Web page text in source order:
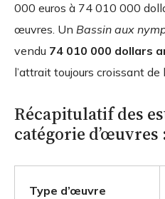
000 euros à 74 010 000
œuvres. Un Bassin aux
vendu 74 010 000 dollars
l’attrait toujours croissant de
Récapitulatif des
catégorie d’œuvres
Type d’œuvre